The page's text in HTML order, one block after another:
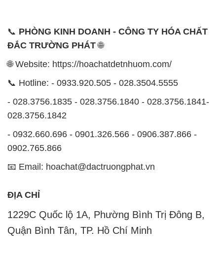
📞 PHÒNG KINH DOANH - CÔNG TY HÓA CHẤT
ĐẮC TRƯỜNG PHÁT🌐
🌐 Website: https://hoachatdetnhuom.com/
📞 Hotline: - 0933.920.505 - 028.3504.5555
- 028.3756.1835 - 028.3756.1840 - 028.3756.1841-
028.3756.1842
- 0932.660.696 - 0901.326.566 - 0906.387.866 -
0902.765.866
📧 Email: hoachat@dactruongphat.vn
ĐỊA CHỈ
1229C Quốc lộ 1A, Phường Bình Trị Đông B,
Quận Bình Tân, TP. Hồ Chí Minh